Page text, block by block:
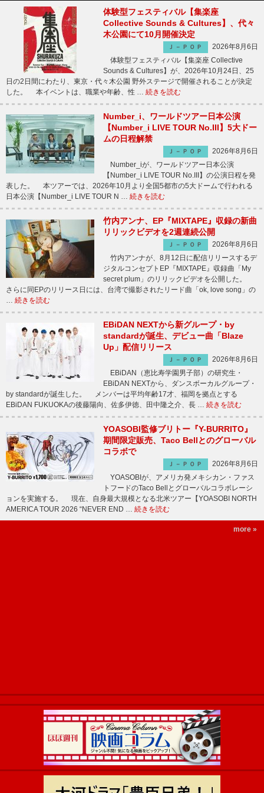
体験型フェスティバル【集楽座
Collective Sounds & Cultures】、代々
木公園にて10月開催決定
Ｊ－ＰＯＰ
2026年8月6日
体験型フェスティバル【集楽座 Collective
Sounds & Cultures】が、2026年10月24日、25
日の2日間にわたり、東京・代々木公園 野外ステージで開催されることが決定
した。 本イベントは、職業や年齢、性 … 続きを読む
Number_i、ワールドツアー日本公演
【Number_i LIVE TOUR No.III】5大ドー
ムの日程解禁
Ｊ－ＰＯＰ
2026年8月6日
Number_iが、ワールドツアー日本公演
【Number_i LIVE TOUR No.III】の公演日程を発
表した。 本ツアーでは、2026年10月より全国5都市の5大ドームで行われる
日本公演【Number_i LIVE TOUR N … 続きを読む
竹内アンナ、EP『MIXTAPE』収録の新曲
リリックビデオを2週連続公開
Ｊ－ＰＯＰ
2026年8月6日
竹内アンナが、8月12日に配信リリースするデ
ジタルコンセプトEP『MIXTAPE』収録曲「My
secret plum」のリリックビデオを公開した。
さらに同EPのリリース日には、台湾で撮影されたリード曲「ok, love song」の
… 続きを読む
EBiDAN NEXTから新グループ・by
standardが誕生、デビュー曲「Blaze
Up」配信リリース
Ｊ－ＰＯＰ
2026年8月6日
EBiDAN（恵比寿学園男子部）の研究生・
EBiDAN NEXTから、ダンスボーカルグループ・
by standardが誕生した。 メンバーは平均年齢17才、福岡を拠点とする
EBiDAN FUKUOKAの後藤陽向、佐多伊徳、田中隆之介、長 … 続きを読む
YOASOBI監修ブリトー『Y-BURRITO』
期間限定販売、Taco Bellとのグローバル
コラボで
Ｊ－ＰＯＰ
2026年8月6日
YOASOBIが、アメリカ発メキシカン・ファス
トフードのTaco Bellとグローバルコラボレーシ
ョンを実施する。 現在、自身最大規模となる北米ツアー【YOASOBI NORTH
AMERICA TOUR 2026 “NEVER END … 続きを読む
more »